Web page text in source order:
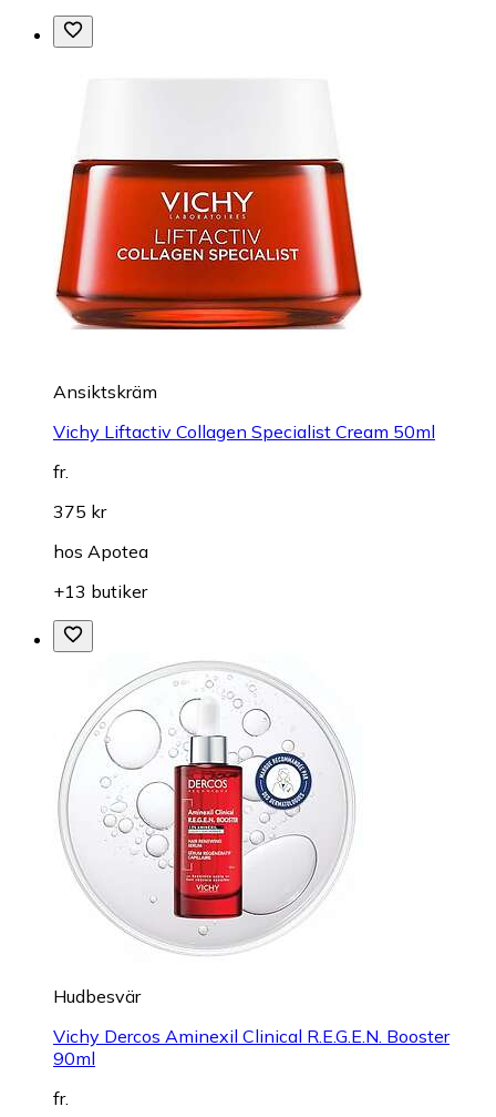
Ansiktskräm
Vichy Liftactiv Collagen Specialist Cream 50ml
fr.
375 kr
hos Apotea
+13 butiker
Hudbesvär
Vichy Dercos Aminexil Clinical R.E.G.E.N. Booster
90ml
fr.